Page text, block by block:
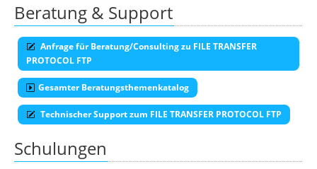
Beratung & Support
Anfrage für Beratung/Consulting zu FILE TRANSFER
PROTOCOL FTP
Gesamter Beratungsthemenkatalog
Technischer Support zum FILE TRANSFER PROTOCOL FTP
Schulungen